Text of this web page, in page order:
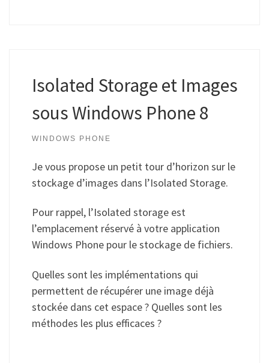
Isolated Storage et Images
sous Windows Phone 8
WINDOWS PHONE
Je vous propose un petit tour d’horizon sur le
stockage d’images dans l’Isolated Storage.
Pour rappel, l’Isolated storage est
l’emplacement réservé à votre application
Windows Phone pour le stockage de fichiers.
Quelles sont les implémentations qui
permettent de récupérer une image déjà
stockée dans cet espace ? Quelles sont les
méthodes les plus efficaces ?